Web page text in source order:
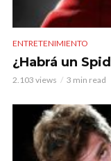
ENTRETENIMIENTO
¿Habrá un
2.103 views 3 min read